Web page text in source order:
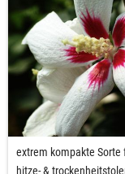
extrem kompakte Sorte
hitze- &